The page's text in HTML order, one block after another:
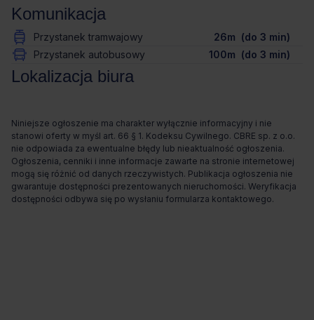
Komunikacja
Przystanek tramwajowy
26m (do 3 min)
Przystanek autobusowy
100m (do 3 min)
Lokalizacja biura
Niniejsze ogłoszenie ma charakter wyłącznie informacyjny i nie
stanowi oferty w myśl art. 66 § 1. Kodeksu Cywilnego. CBRE sp. z o.o.
nie odpowiada za ewentualne błędy lub nieaktualność ogłoszenia.
Ogłoszenia, cenniki i inne informacje zawarte na stronie internetowej
mogą się różnić od danych rzeczywistych. Publikacja ogłoszenia nie
gwarantuje dostępności prezentowanych nieruchomości. Weryfikacja
dostępności odbywa się po wysłaniu formularza kontaktowego.